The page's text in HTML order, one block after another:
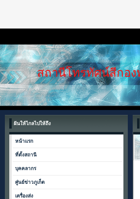
สถานีโทรทัศน์สีกอง
ฝันให้ไกลไปให้ถึง
หน้าแรก
ที่ตั้งสถานี
บุคคลากร
ศู่นย์ข่าวภูเก็ต
เครื่องส่ง